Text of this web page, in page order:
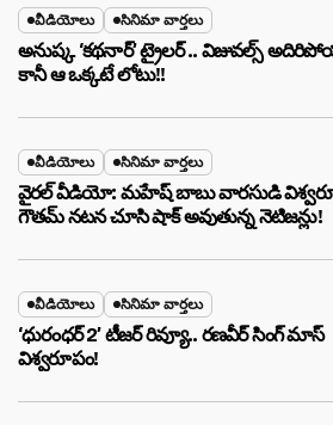
వీడియోలు సినిమా వార్తలు
అనుష్క ‘కథనార్’ ట్రైలర్ .. విజువల్స్
కానీ ఆ ఒక్కటే లోటు!!
వీడియోలు సినిమా వార్తలు
వైరల్ వీడియో: మహేష్ బాబు వారసుడి
గౌతమ్ నటన చూసి షాక్ అవుతున్న నెటిజన్లు!
వీడియోలు సినిమా వార్తలు
‘ధురంధర్ 2’ టీజర్ రివ్యూ.. రణవీర్ సింగ్ మాస్
విశ్వరూపం!